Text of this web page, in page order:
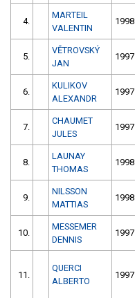
4.
MARTEIL
VALENTIN
1998
5.
VĚTROVSKÝ
JAN
1997
6.
KULIKOV
ALEXANDR
1997
7.
CHAUMET
JULES
1997
8.
LAUNAY
THOMAS
1998
9.
NILSSON
MATTIAS
1998
10.
MESSEMER
DENNIS
1997
11.
QUERCI
ALBERTO
1997